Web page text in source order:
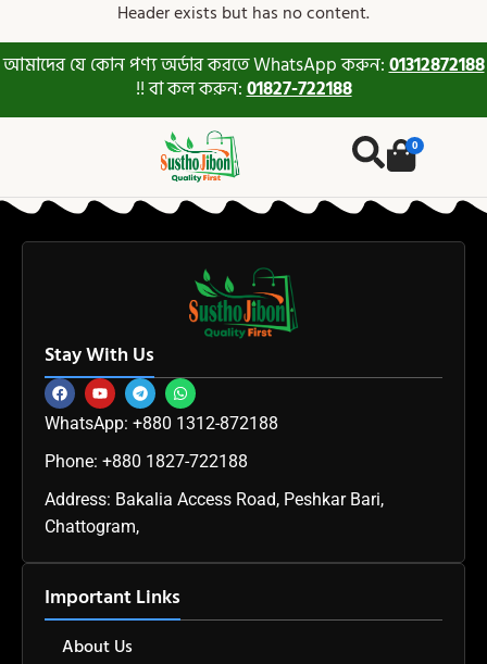
Header exists but has no content.
আমাদের যে কোন পণ্য অর্ডার করতে WhatsApp করুন:01312872188
!! বা কল করুন:01827-722188
0
Stay With Us
WhatsApp: +880 1312-872188
Phone: +880 1827-722188
Address: Bakalia Access Road, Peshkar Bari,
Chattogram,
Important Links
About Us